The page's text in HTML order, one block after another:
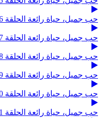
حب جميل، حياة رائعة الحلقة 36
حب جميل، حياة رائعة الحلقة 37
حب جميل، حياة رائعة الحلقة 38
حب جميل، حياة رائعة الحلقة 39
حب جميل، حياة رائعة الحلقة 40
حب جميل، حياة رائعة الحلقة 41